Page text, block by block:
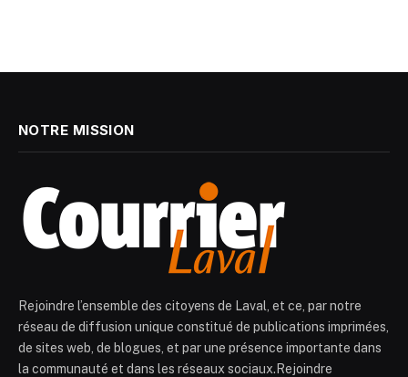
NOTRE MISSION
Rejoindre l’ensemble des citoyens de Laval, et ce, par notre
réseau de diffusion unique constitué de publications imprimées,
de sites web, de blogues, et par une présence importante dans
la communauté et dans les réseaux sociaux.Rejoindre